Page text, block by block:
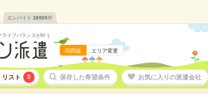
エンバイト 28905件
ライフバランスが叶う
関西版 エリア変更
スト 0 保存した希望条件 お気に入りの派遣会社